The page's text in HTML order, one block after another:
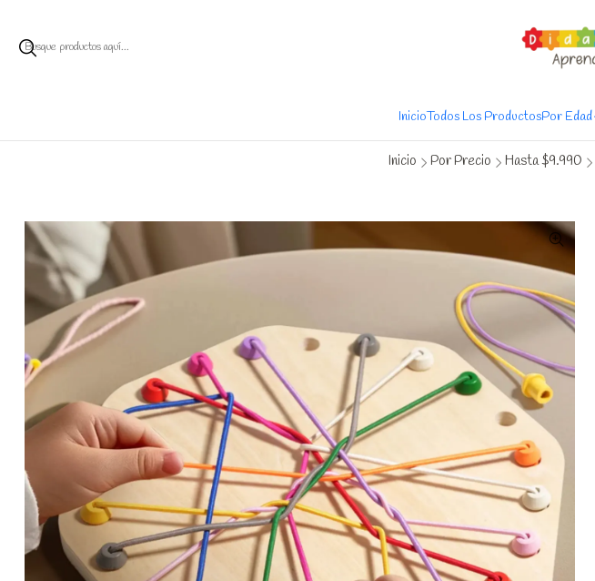
InicioTodos Los ProductosPor Edad
Inicio Por Precio Hasta $9.990